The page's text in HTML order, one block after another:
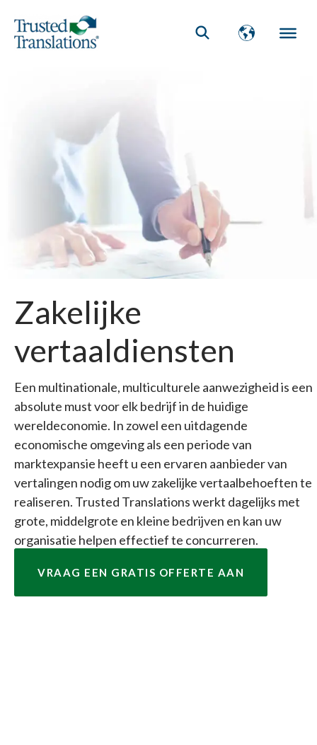
Zakelijke
vertaaldiensten
Een multinationale, multiculturele aanwezigheid is een
absolute must voor elk bedrijf in de huidige
wereldeconomie. In zowel een uitdagende
economische omgeving als een periode van
marktexpansie heeft u een ervaren aanbieder van
vertalingen nodig om uw zakelijke vertaalbehoeften te
realiseren. Trusted Translations werkt dagelijks met
grote, middelgrote en kleine bedrijven en kan uw
organisatie helpen effectief te concurreren.
VRAAG EEN GRATIS OFFERTE AAN